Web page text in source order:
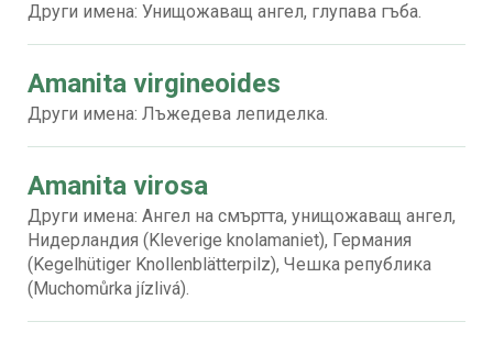
Други имена: Унищожаващ ангел, глупава гъба.
Amanita virgineoides
Други имена: Лъжедева лепиделка.
Amanita virosa
Други имена: Ангел на смъртта, унищожаващ ангел,
Нидерландия (Kleverige knolamaniet), Германия
(Kegelhütiger Knollenblätterpilz), Чешка република
(Muchomůrka jízlivá).